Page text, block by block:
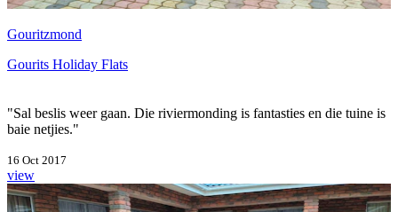
Gouritzmond
Gourits Holiday Flats
"Sal beslis weer gaan. Die riviermonding is fantasties en die tuine is
baie netjies."
16 Oct 2017
view